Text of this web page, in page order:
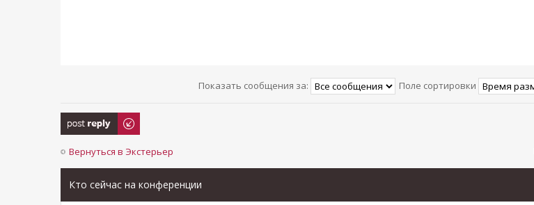
Показать сообщения за: Поле сортировки
Ответить
Вернуться в Экстерьер
Кто сейчас на конференции